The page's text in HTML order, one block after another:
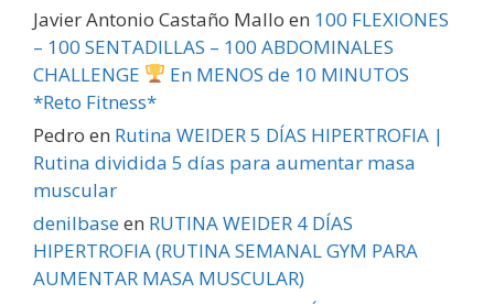
Javier Antonio Castaño Mallo en 100 FLEXIONES
– 100 SENTADILLAS – 100 ABDOMINALES
CHALLENGE
En MENOS de 10 MINUTOS
*Reto Fitness*
Pedro en Rutina WEIDER 5 DÍAS HIPERTROFIA |
Rutina dividida 5 días para aumentar masa
muscular
denilbaseen RUTINA WEIDER 4 DÍAS
HIPERTROFIA (RUTINA SEMANAL GYM PARA
AUMENTAR MASA MUSCULAR)